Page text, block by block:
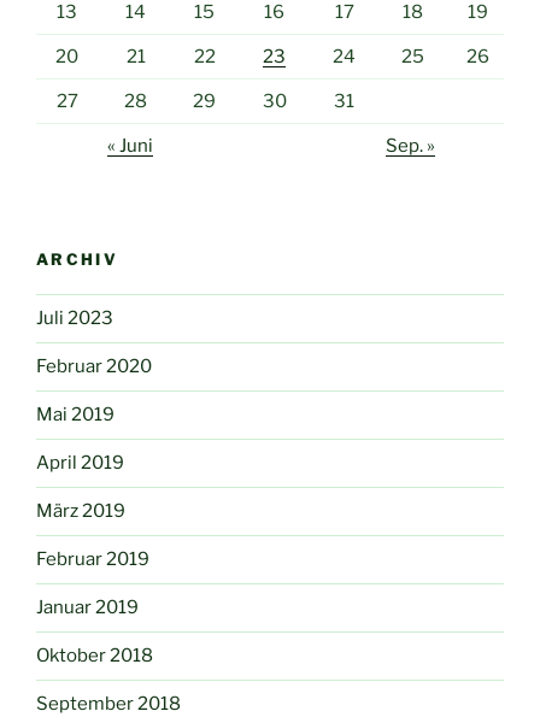
13 14 15 16 17 18 19
20 21 22 23 24 25 26
27 28 29 30 31
« Juni Sep. »
ARCHIV
Juli 2023
Februar 2020
Mai 2019
April 2019
März 2019
Februar 2019
Januar 2019
Oktober 2018
September 2018